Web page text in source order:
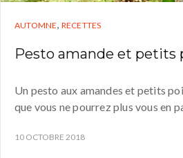
AUTOMNE RECETTES
Pesto amande et petits
Un pesto aux amandes et petits
que vous ne pourrez plus vous en
10 OCTOBRE 2018